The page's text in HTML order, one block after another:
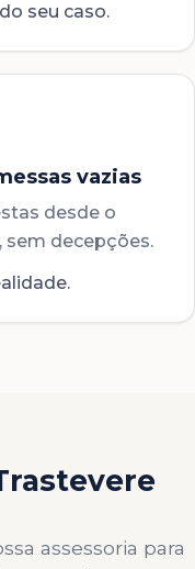
seu caso.
vazias
desde o
sem decepções.
assessoria para